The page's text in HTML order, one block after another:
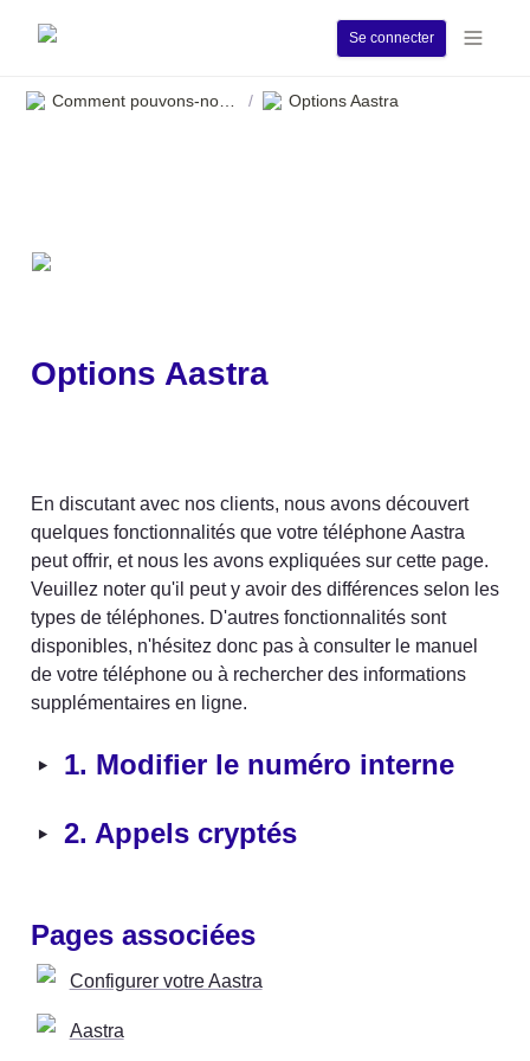
Se connecter
/ Options Aastra
Options Aastra
En discutant avec nos clients, nous avons découvert
quelques fonctionnalités que votre téléphone Aastra
peut offrir, et nous les avons expliquées sur cette page.
Veuillez noter qu'il peut y avoir des différences selon les
types de téléphones. D'autres fonctionnalités sont
disponibles, n'hésitez donc pas à consulter le manuel
de votre téléphone ou à rechercher des informations
supplémentaires en ligne.
‣ 1. Modifier le numéro interne
‣ 2. Appels cryptés
Pages associées
Configurer votre Aastra
Aastra